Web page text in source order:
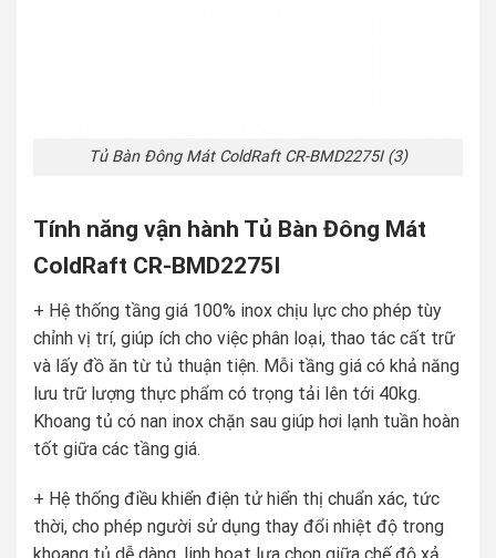
Tủ Bàn Đông Mát ColdRaft CR-BMD2275I (3)
Tính năng vận hành Tủ Bàn Đông Mát
ColdRaft CR-BMD2275I
+ Hệ thống tầng giá 100% inox chịu lực cho phép tùy
chỉnh vị trí, giúp ích cho việc phân loại, thao tác cất trữ
và lấy đồ ăn từ tủ thuận tiện. Mỗi tầng giá có khả năng
lưu trữ lượng thực phẩm có trọng tải lên tới 40kg.
Khoang tủ có nan inox chặn sau giúp hơi lạnh tuần hoàn
tốt giữa các tầng giá.
+ Hệ thống điều khiển điện tử hiển thị chuẩn xác, tức
thời, cho phép người sử dụng thay đổi nhiệt độ trong